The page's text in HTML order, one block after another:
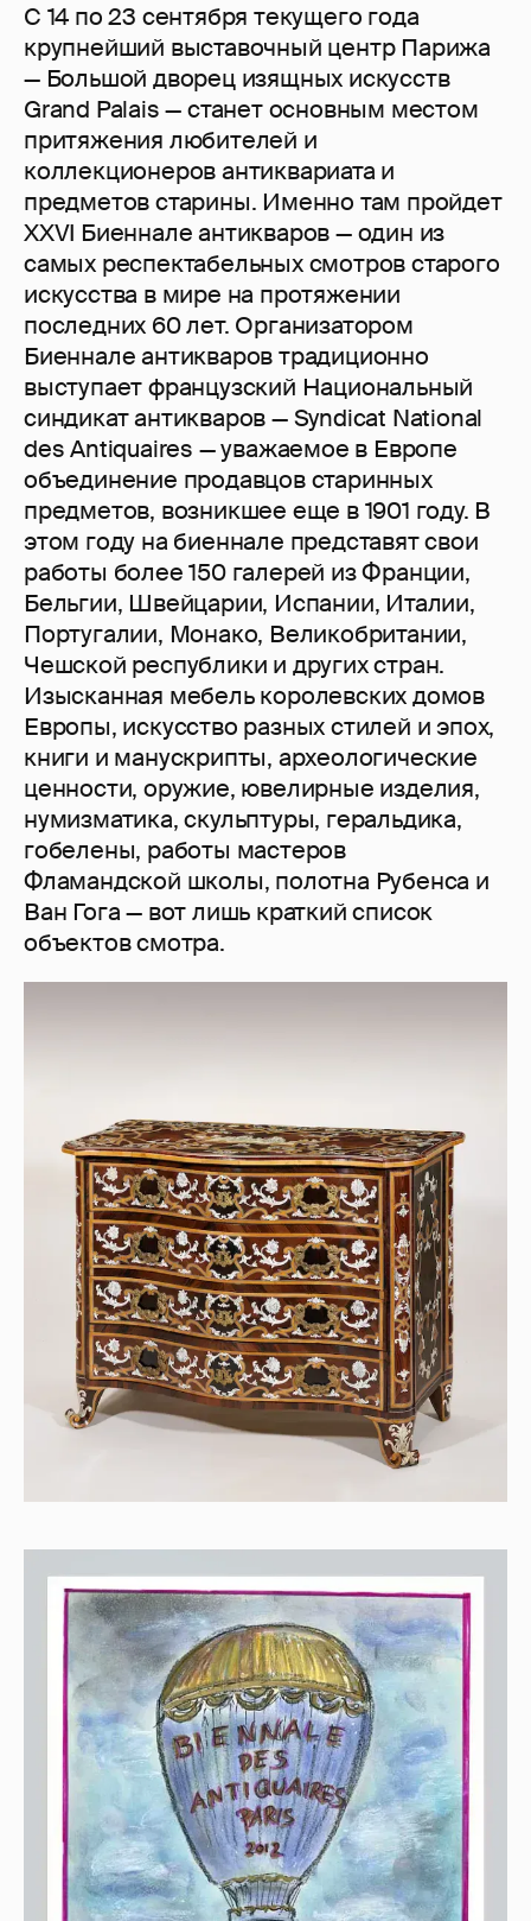
С 14 по 23 сентября текущего года
крупнейший выставочный центр Парижа
— Большой дворец изящных искусств
Grand Palais — станет основным местом
притяжения любителей и
коллекционеров антиквариата и
предметов старины. Именно там пройдет
XXVI Биеннале антикваров — один из
самых респектабельных смотров старого
искусства в мире на протяжении
последних 60 лет. Организатором
Биеннале антикваров традиционно
выступает французский Национальный
синдикат антикваров — Syndicat National
des Antiquaires — уважаемое в Европе
объединение продавцов старинных
предметов, возникшее еще в 1901 году. В
этом году на биеннале представят свои
работы более 150 галерей из Франции,
Бельгии, Швейцарии, Испании, Италии,
Португалии, Монако, Великобритании,
Чешской республики и других стран.
Изысканная мебель королевских домов
Европы, искусство разных стилей и эпох,
книги и манускрипты, археологические
ценности, оружие, ювелирные изделия,
нумизматика, скульптуры, геральдика,
гобелены, работы мастеров
Фламандской школы, полотна Рубенса и
Ван Гога — вот лишь краткий список
объектов смотра.